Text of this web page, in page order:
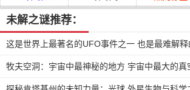
而黑洞的研究发现，它们可能是在宇宙早
着黑洞是连接我们现在宇宙和其起源的桥
洞，我们或许可以揭示宇宙的起源和演化
了解宇宙的本质。
未解之谜推荐：
牧夫空洞：宇宙中最神秘的地方 宇宙中最大的真